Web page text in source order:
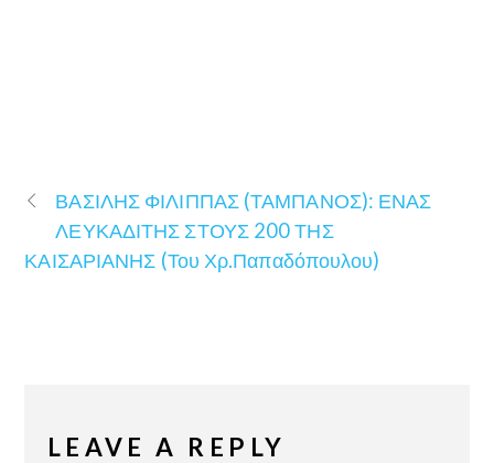
ΒΑΣΙΛΗΣ ΦΙΛΙΠΠΑΣ (ΤΑΜΠΑΝΟΣ): ΕΝΑΣ
ΛΕΥΚΑΔΙΤΗΣ ΣΤΟΥΣ 200 ΤΗΣ
ΚΑΙΣΑΡΙΑΝΗΣ (Του Χρ.Παπαδόπουλου)
LEAVE A REPLY